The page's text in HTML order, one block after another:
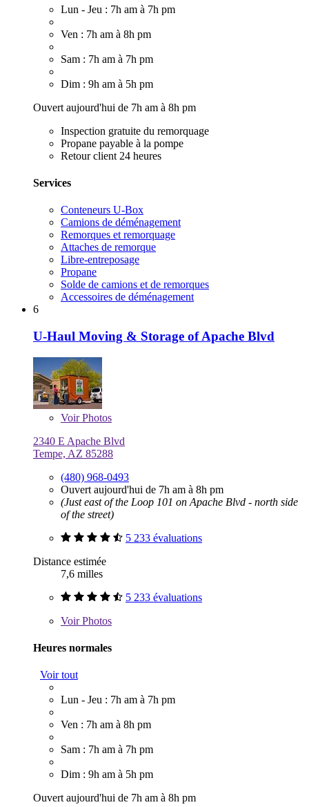
Lun - Jeu : 7h am à 7h pm
Ven : 7h am à 8h pm
Sam : 7h am à 7h pm
Dim : 9h am à 5h pm
Ouvert aujourd'hui de 7h am à 8h pm
Inspection gratuite du remorquage
Propane payable à la pompe
Retour client 24 heures
Services
Conteneurs U-Box
Camions de déménagement
Remorques et remorquage
Attaches de remorque
Libre-entreposage
Propane
Solde de camions et de remorques
Accessoires de déménagement
6
U-Haul Moving & Storage of Apache Blvd
VoirPhotos
2340 E Apache Blvd
Tempe, AZ 85288
(480) 968-0493
Ouvert aujourd'hui de 7h am à 8h pm
(Just east of the Loop 101 on Apache Blvd - north side
of the street)
5 233 évaluations
Distance estimée
7,6 milles
5 233 évaluations
VoirPhotos
Heures normales
Voir tout
Lun - Jeu : 7h am à 7h pm
Ven : 7h am à 8h pm
Sam : 7h am à 7h pm
Dim : 9h am à 5h pm
Ouvert aujourd'hui de 7h am à 8h pm